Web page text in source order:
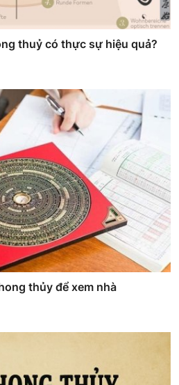
thuỷ có thực sự hiệu quả?
thủy để xem nhà